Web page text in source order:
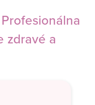
zdravé a